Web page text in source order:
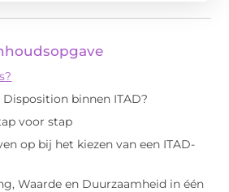
Disposition binnen ITAD?
voor stap
op bij het kiezen van een ITAD-
Waarde en Duurzaamheid in één